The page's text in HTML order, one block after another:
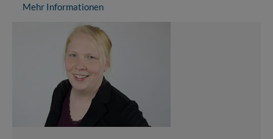
Mehr Informationen